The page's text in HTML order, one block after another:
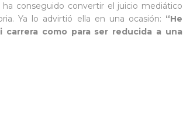
conseguido convertir el juicio mediático
Ya lo advirtió ella en una ocasión: “He
como para ser reducida a una